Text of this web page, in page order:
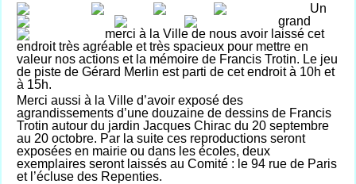
Un
grand
merci à la Ville de nous avoir laissé cet
endroit très agréable et très spacieux pour mettre en
valeur nos actions et la mémoire de Francis Trotin. Le jeu
de piste de Gérard Merlin est parti de cet endroit à 10h et
à 15h.
Merci aussi à la Ville d’avoir exposé des
agrandissements d’une douzaine de dessins de Francis
Trotin autour du jardin Jacques Chirac du 20 septembre
au 20 octobre. Par la suite ces reproductions seront
exposées en mairie ou dans les écoles, deux
exemplaires seront laissés au Comité : le 94 rue de Paris
et l’écluse des Repenties.